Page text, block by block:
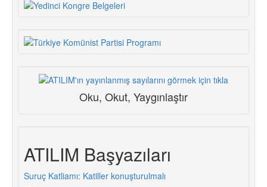
Oku, Okut, Yaygınlaştır
ATILIM Başyazıları
Suruç Katliamı: Katiller konuşturulmalı